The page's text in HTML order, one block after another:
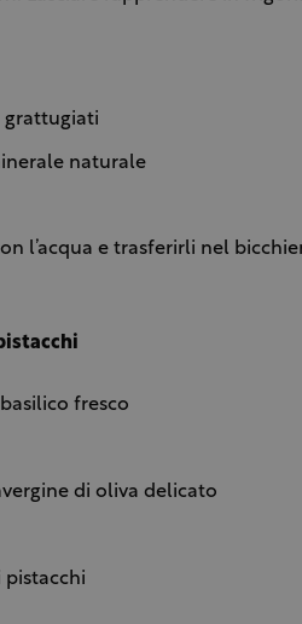
grattugiati
naturale
l’acqua e trasferirli nel
fresco
di oliva delicato
pistacchi